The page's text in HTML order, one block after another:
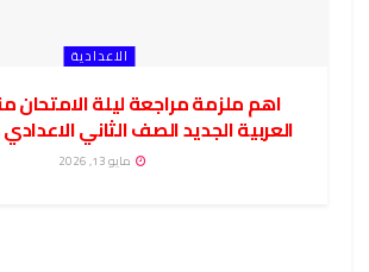
الاعدادية
اهم ملزمة مراجعة ليلة الامتحان
العربية الجديد الصف الثاني الاعدادي
مايو 13, 2026